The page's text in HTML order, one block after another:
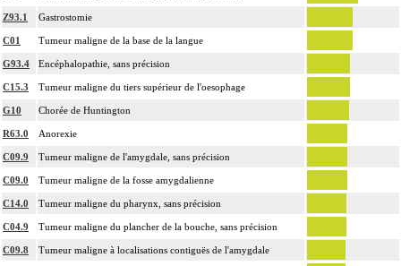
Z93.1 Gastrostomie
C01 Tumeur maligne de la base de la langue
G93.4 Encéphalopathie, sans précision
C15.3 Tumeur maligne du tiers supérieur de l'oesophage
G10 Chorée de Huntington
R63.0 Anorexie
C09.9 Tumeur maligne de l'amygdale, sans précision
C09.0 Tumeur maligne de la fosse amygdalienne
C14.0 Tumeur maligne du pharynx, sans précision
C04.9 Tumeur maligne du plancher de la bouche, sans précision
C09.8 Tumeur maligne à localisations contiguës de l'amygdale